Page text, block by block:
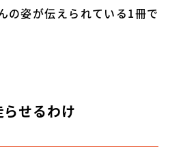
の姿が伝えられている1冊で
らせるわけ